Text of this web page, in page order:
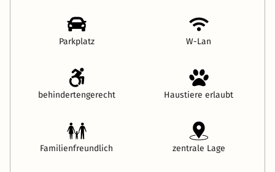
Parkplatz W-Lan
behindertengerecht Haustiere erlaubt
Familienfreundlich zentrale Lage